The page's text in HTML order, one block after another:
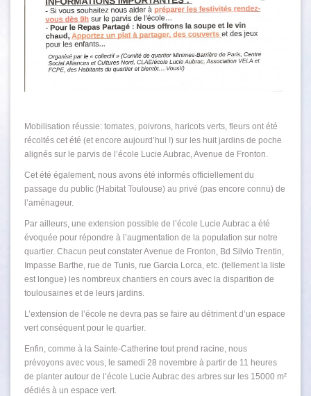
Mobilisation réussie: tomates, poivrons, haricots verts, fleurs ont été
récoltés cet été (et encore aujourd’hui !) sur les huit jardins de poche
alignés sur le parvis de l’école Lucie Aubrac, Avenue de Fronton.
Cet été également, nous avons été informés officiellement du
passage du public (Habitat Toulouse) au privé (pas encore connu) de
l’aménageur.
Par ailleurs, une extension possible de l’école Lucie Aubrac a été
évoquée pour répondre à l’augmentation de la population sur notre
quartier. Chacun peut constater Avenue de Fronton, Bd Silvio Trentin,
Impasse Barthe, rue de Tunis, rue Garcia Lorca, etc. (tellement la liste
est longue) les nombreux chantiers en cours avec la disparition de
toulousaines et de leurs jardins.
L’extension de l’école ne devra pas se faire au détriment d’un espace
vert conséquent pour le quartier.
Enfin, comme à la Sainte-Catherine tout prend racine, nous
prévoyons avec vous, le samedi 28 novembre à partir de 11 heures
de planter autour de l’école Lucie Aubrac des arbres sur les 15000 m²
dédiés à un espace vert.